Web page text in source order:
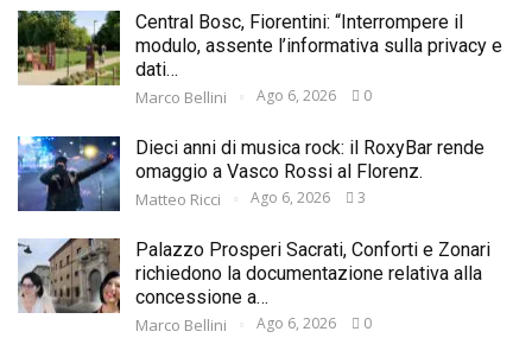
Central Bosc, Fiorentini: “Interrompere il
modulo, assente l’informativa sulla privacy e
dati…
Marco Bellini Ago 6, 2026 0
Dieci anni di musica rock: il RoxyBar rende
omaggio a Vasco Rossi al Florenz.
Matteo Ricci Ago 6, 2026 3
Palazzo Prosperi Sacrati, Conforti e Zonari
richiedono la documentazione relativa alla
concessione a…
Marco Bellini Ago 6, 2026 0